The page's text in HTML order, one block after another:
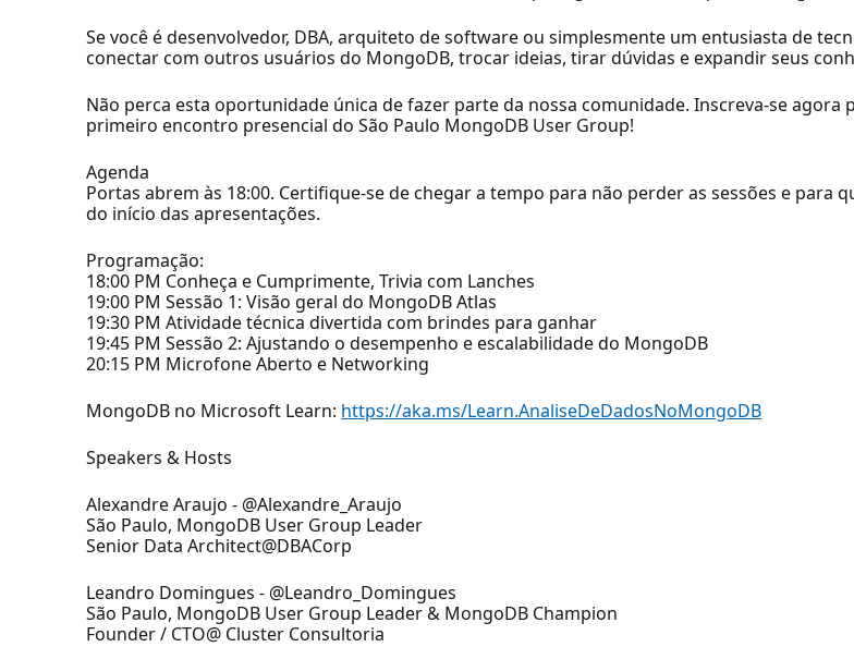
Se você é desenvolvedor, DBA, arquiteto de software ou simplesmente um entusiasta de
conectar com outros usuários do MongoDB, trocar ideias, tirar dúvidas e expandir seus
Não perca esta oportunidade única de fazer parte da nossa comunidade. Inscreva-se agora
primeiro encontro presencial do São Paulo MongoDB User Group!
Agenda
Portas abrem às 18:00. Certifique-se de chegar a tempo para não perder as sessões e para
do início das apresentações.
Programação:
18:00 PM Conheça e Cumprimente, Trivia com Lanches
19:00 PM Sessão 1: Visão geral do MongoDB Atlas
19:30 PM Atividade técnica divertida com brindes para ganhar
19:45 PM Sessão 2: Ajustando o desempenho e escalabilidade do MongoDB
20:15 PM Microfone Aberto e Networking
MongoDB no Microsoft Learn: https://aka.ms/Learn.AnaliseDeDadosNoMongoDB
Speakers & Hosts
Alexandre Araujo - @Alexandre_Araujo
São Paulo, MongoDB User Group Leader
Senior Data Architect@DBACorp
Leandro Domingues - @Leandro_Domingues
São Paulo, MongoDB User Group Leader & MongoDB Champion
Founder / CTO@ Cluster Consultoria